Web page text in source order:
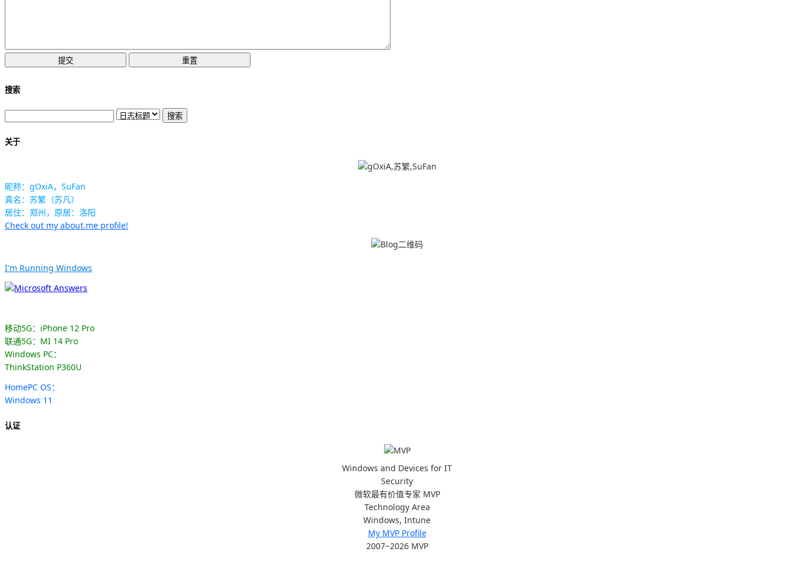
搜索
关于
昵称：gOxiA，SuFan
真名：苏繁（苏凡）
居住：郑州，原居：洛阳
Check out my about.me profile!
I'm Running Windows
移动5G：iPhone 12 Pro
联通5G：MI 14 Pro
Windows PC：
ThinkStation P360U
HomePC OS：
Windows 11
认证
Windows and Devices for IT
Security
微软最有价值专家 MVP
Technology Area
Windows, Intune
My MVP Profile
2007~2026 MVP